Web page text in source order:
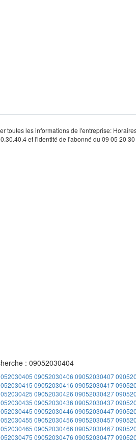
toutes les informations de l'entreprise:
et l'identité de l'abonné du 09 05 20
: 09052030404
09052030406 09052030407
09052030416 09052030417
09052030426 09052030427
09052030436 09052030437
09052030446 09052030447
09052030456 09052030457
09052030466 09052030467
09052030476 09052030477